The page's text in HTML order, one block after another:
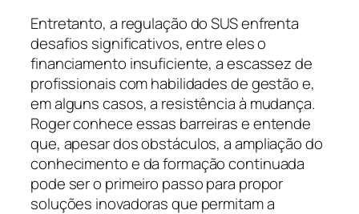
Entretanto, a regulação do SUS enfrenta
desafios significativos, entre eles o
financiamento insuficiente, a escassez de
profissionais com habilidades de gestão e,
em alguns casos, a resistência à mudança.
Roger conhece essas barreiras e entende
que, apesar dos obstáculos, a ampliação do
conhecimento e da formação continuada
pode ser o primeiro passo para propor
soluções inovadoras que permitam a